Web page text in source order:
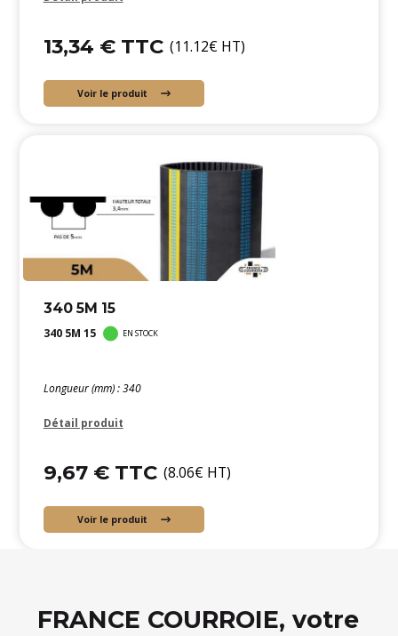
13,34 € TTC (11.12€ HT)
Voir le produit
340 5M 15
340 5M 15 EN STOCK
Longueur (mm) : 340
Détail produit
9,67 € TTC (8.06€ HT)
Voir le produit
FRANCE COURROIE, votre